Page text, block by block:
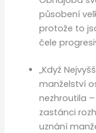
působení
protože to
čele
„Když
manželství
nezhroutila
zastánci
uznání